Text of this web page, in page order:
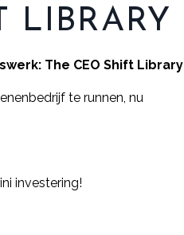
LIBRARY
The CEO Shift Library
te runnen, nu
investering!